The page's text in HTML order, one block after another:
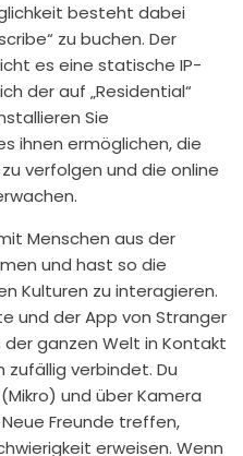
besteht dabei
zu buchen. Der
es eine statische IP-
der auf „Residential“
Sie
ihnen ermöglichen, die
verfolgen und die online
Menschen aus der
und hast so die
Kulturen zu interagieren.
und der App von Stranger
ganzen Welt in Kontakt
verbindet. Du
und über Kamera
Freunde treffen,
erweisen. Wenn